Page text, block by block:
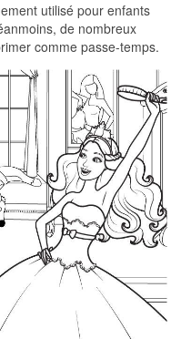
utilisé pour enfants
de nombreux
comme passe-temps.